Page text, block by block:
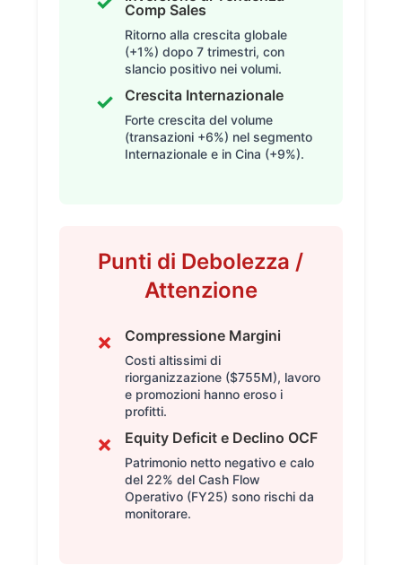
Comp Sales
Ritorno alla crescita globale
(+1%) dopo 7 trimestri, con
slancio positivo nei volumi.
✓ Crescita Internazionale
Forte crescita del volume
(transazioni +6%) nel segmento
Internazionale e in Cina (+9%).
Punti di Debolezza /
Attenzione
✗
Compressione Margini
Costi altissimi di
riorganizzazione ($755M), lavoro
e promozioni hanno eroso i
profitti.
✗ Equity Deficit e Declino OCF
Patrimonio netto negativo e calo
del 22% del Cash Flow
Operativo (FY25) sono rischi da
monitorare.